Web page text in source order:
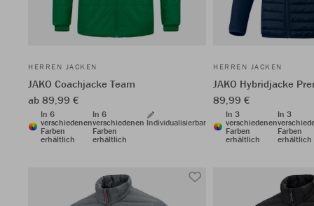
HERREN JACKEN
JAKO Coachjacke Team
ab 89,99 €
In 6
verschiedenen
Farben
erhältlich
In 6
verschiedenen
Farben
erhältlich
Individualisierbar
HERREN JACKEN
JAKO Hybridjacke
89,99 €
In 3
verschiedenen
Farben
erhältlich
In 3
Farben
erhältlich